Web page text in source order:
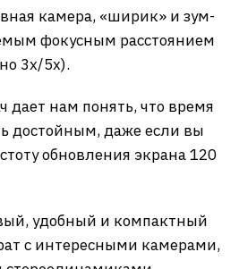
камера, «ширик» и зум-
фокусным расстоянием
3х/5х).
дает нам понять, что время
достойным, даже если вы
обновления экрана 120
удобный и компактный
с интересными камерами,